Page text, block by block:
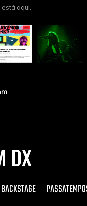
aqui.
DX
BACKSTAGE